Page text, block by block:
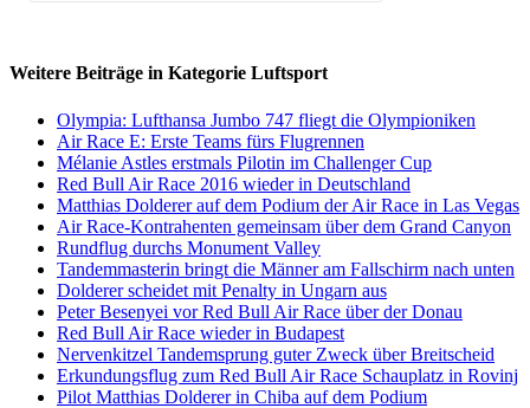
Weitere Beiträge in Kategorie Luftsport
Olympia: Lufthansa Jumbo 747 fliegt die Olympioniken
Air Race E: Erste Teams fürs Flugrennen
Mélanie Astles erstmals Pilotin im Challenger Cup
Red Bull Air Race 2016 wieder in Deutschland
Matthias Dolderer auf dem Podium der Air Race in Las Vegas
Air Race-Kontrahenten gemeinsam über dem Grand Canyon
Rundflug durchs Monument Valley
Tandemmasterin bringt die Männer am Fallschirm nach unten
Dolderer scheidet mit Penalty in Ungarn aus
Peter Besenyei vor Red Bull Air Race über der Donau
Red Bull Air Race wieder in Budapest
Nervenkitzel Tandemsprung guter Zweck über Breitscheid
Erkundungsflug zum Red Bull Air Race Schauplatz in Rovinj
Pilot Matthias Dolderer in Chiba auf dem Podium